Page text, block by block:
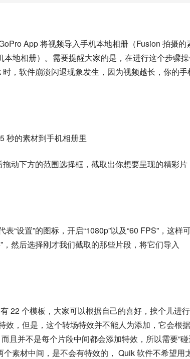
App 将视频导入手机本地相册（Fusion 拍摄的
地相册）。需要提醒大家的是，在进行这个步骤
，软件崩溃闪退现象发生，因为视频越长，你的手
秒的素材到手机相册里
动下方的范围选择框，截取出你想要呈现的精彩片
“设置”的图标，开启“1080p”以及“60 FPS”，这样
然后选择刚才我们截取的那些片段，将它们导入
22 个模板，大家可以根据自己的喜好，挨个儿进
，但是，这个转场特效并不能人为添加，它会根据
且并不是每个片段中间都会添加特效，所以需要“
素材中间，是不会有特效的， Quik 软件不希望用